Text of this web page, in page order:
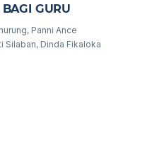
GURU
Panni Ance
Silaban, Dinda Fikaloka